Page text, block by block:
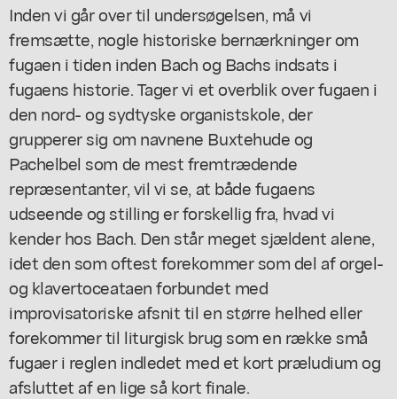
Inden vi går over til undersøgelsen, må vi
fremsætte, nogle historiske bernærkninger om
fugaen i tiden inden Bach og Bachs indsats i
fugaens historie. Tager vi et overblik over fugaen i
den nord- og sydtyske organistskole, der
grupperer sig om navnene Buxtehude og
Pachelbel som de mest fremtrædende
repræsentanter, vil vi se, at både fugaens
udseende og stilling er forskellig fra, hvad vi
kender hos Bach. Den står meget sjældent alene,
idet den som oftest forekommer som del af orgel-
og klavertoceataen forbundet med
improvisatoriske afsnit til en større helhed eller
forekommer til liturgisk brug som en række små
fugaer i reglen indledet med et kort præludium og
afsluttet af en lige så kort finale.